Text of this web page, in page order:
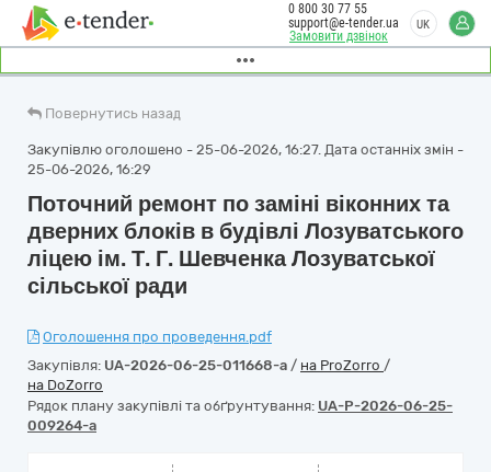
Замовити дзвінок
0 800 30 77 55
support@e-tender.ua
UK
Повернутись назад
Закупівлю оголошено - 25-06-2026, 16:27. Дата останніх змін -
25-06-2026, 16:29
Поточний ремонт по заміні віконних та
дверних блоків в будівлі Лозуватського
ліцею ім. Т. Г. Шевченка Лозуватської
сільської ради
Оголошення про проведення.pdf
Закупівля: UA-2026-06-25-011668-a / на ProZorro /
на DoZorro
Рядок плану закупівлі та обґрунтування: UA-P-2026-06-25-
009264-a